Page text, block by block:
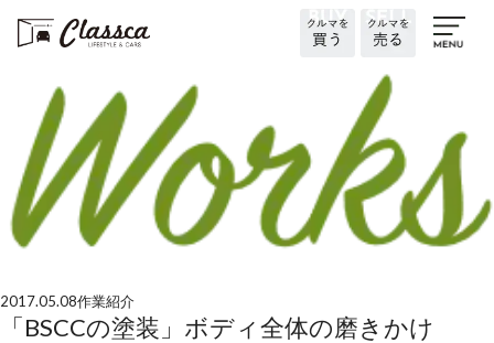
2017.05.08作業紹介
「BSCCの塗装」ボディ全体の磨きかけ